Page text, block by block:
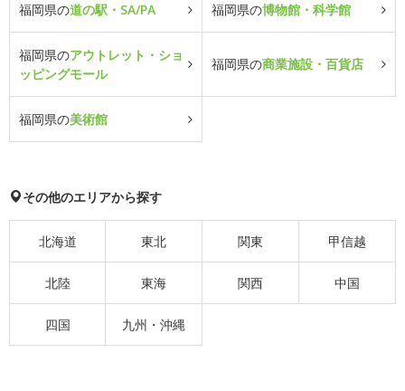
福岡県の道の駅・SA/PA 福岡県の博物館・科学館
福岡県のアウトレット・ショ
ッピングモール
福岡県の商業施設・百貨店
福岡県の美術館
その他のエリアから探す
北海道 東北 関東 甲信越
北陸 東海 関西 中国
四国 九州・沖縄